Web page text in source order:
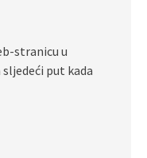
stranicu u
put kada